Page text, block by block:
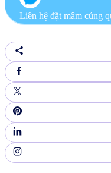
Liên hệ đặt mâm cúng